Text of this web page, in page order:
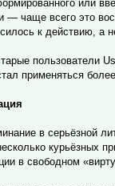
или
— чаще всего это
к действию, а
пользователи
применяться
в серьёзной
курьёзных
в свободном